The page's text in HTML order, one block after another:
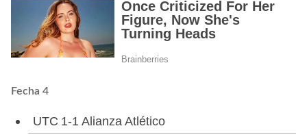
Fecha 4
UTC 1-1 Alianza Atlético